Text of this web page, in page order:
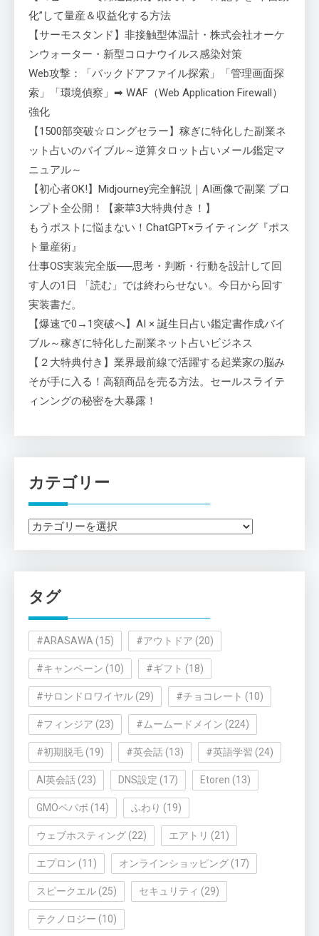
化”して量産＆収益化する方法
【サーモスタンド】非接触型体温計・株式会社オーケ
ンウォーター・新型コロナウイルス感染対策
Web攻撃：「バックドアファイル探索」「管理画面探
索」「環境偵察」➡ WAF（Web Application Firewall）
強化
【1500部突破☆ロングセラー】稼ぎに特化した副業ネ
ット占いのバイブル～逆算タロット占いメール鑑定マ
ニュアル～
【初心者OK!】Midjourney完全解説｜AI画像で副業 プロ
ンプト全公開！【豪華3大特典付き！】
もうポストに悩まない！ChatGPT×ライティング『ポス
ト量産術』
仕事OS実装完全版──思考・判断・行動を設計して回
す人の1日 「読む」では終わらせない。今日から回す
実装書だ。
【爆速で0→1突破へ】AI × 誕生日占い鑑定書作成バイ
ブル～稼ぎに特化した副業ネット占いビジネス
【２大特典付き】業界最前線で活躍する起業家の脳み
そが手に入る！高額商品を売る方法。セールスライテ
ィンングの秘密を大暴露！
カテゴリー
カ
ー
タグ
#ARASAWA (15) #アウトドア (20)
#キャンペーン (10) #ギフト (18)
#サロンドロワイヤル (29) #チョコレート (10)
#フィンジア (23) #ムームードメイン (224)
#初期脱毛 (19) #英会話 (13) #英語学習 (24)
AI英会話 (23) DNS設定 (17) Etoren (13)
GMOペパボ (14) ふわり (19)
ウェブホスティング (22) エアトリ (21)
エプロン (11) オンラインショッピング (17)
スピークエル (25) セキュリティ (29)
テクノロジー (10)